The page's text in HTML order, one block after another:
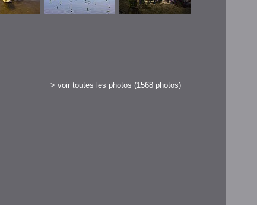
> voir toutes les photos (1568 photos)